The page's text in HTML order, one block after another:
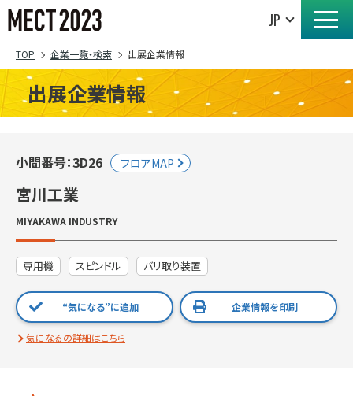
TOP 企業一覧・検索 出展企業情報
出展企業情報
小間番号：3D26 フロアMAP
宮川工業
MIYAKAWA INDUSTRY
専用機 スピンドル バリ取り装置
“気になる”に追加 企業情報を印刷
気になるの詳細はこちら